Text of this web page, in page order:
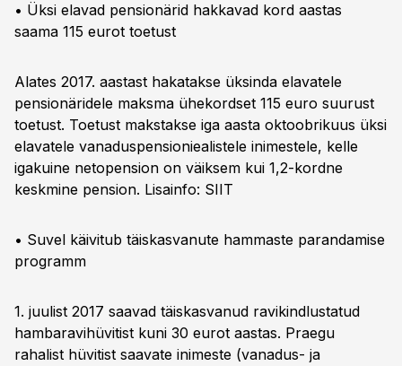
• Üksi elavad pensionärid hakkavad kord aastas
saama 115 eurot toetust
Alates 2017. aastast hakatakse üksinda elavatele
pensionäridele maksma ühekordset 115 euro suurust
toetust. Toetust makstakse iga aasta oktoobrikuus üksi
elavatele vanaduspensioniealistele inimestele, kelle
igakuine netopension on väiksem kui 1,2-kordne
keskmine pension. Lisainfo: SIIT
• Suvel käivitub täiskasvanute hammaste parandamise
programm
1. juulist 2017 saavad täiskasvanud ravikindlustatud
hambaravihüvitist kuni 30 eurot aastas. Praegu
rahalist hüvitist saavate inimeste (vanadus- ja